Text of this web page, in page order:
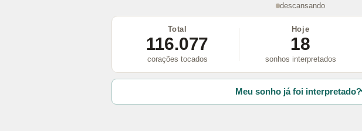
descansando
Total
116.077
corações tocados
Hoje
18
sonhos interpretados
Meu sonho já foi interpretado?